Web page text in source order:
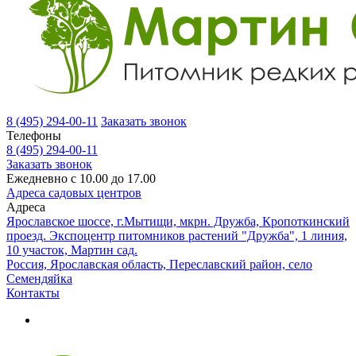
8 (495) 294-00-11 Заказать звонок
Телефоны
8 (495) 294-00-11
Заказать звонок
Ежедневно с 10.00 до 17.00
Адреса садовых центров
Адреса
Ярославское шоссе, г.Мытищи, мкрн. Дружба, Кропоткинский
проезд. Экспоцентр питомников растений "Дружба", 1 линия,
10 участок, Мартин сад.
Россия, Ярославская область, Переславский район, село
Семендяйка
Контакты